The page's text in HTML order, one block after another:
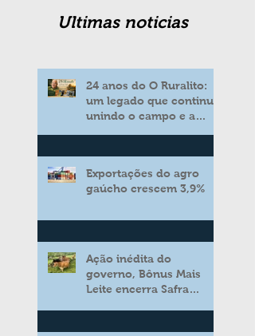
Ultimas noticias
24 anos do O Ruralito:
um legado que continua
unindo o campo e a
Exportações do agro
gaúcho crescem 3,9%
Ação inédita do
governo, Bônus Mais
Leite encerra Safra